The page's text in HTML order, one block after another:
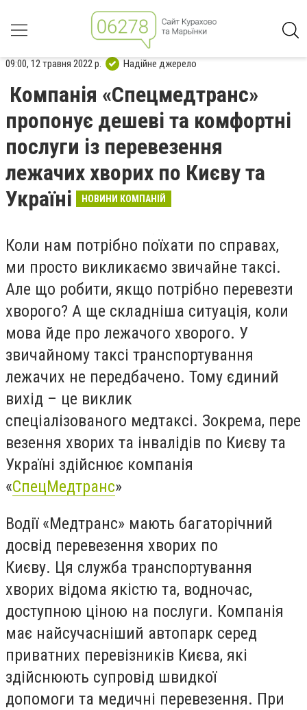
09:00, 12 травня 2022 р. Надійне джерело
Компанія «Спецмедтранс»
пропонує дешеві та комфортні
послуги із перевезення
лежачих хворих по Києву та
Україні
НОВИНИ КОМПАНІЙ
Коли нам потрібно поїхати по справах,
ми просто викликаємо звичайне таксі.
Але що робити, якщо потрібно перевезти
хворого? А ще складніша ситуація, коли
мова йде про лежачого хворого. У
звичайному таксі транспортування
лежачих не передбачено. Тому єдиний
вихід – це виклик
спеціалізованого медтаксі. Зокрема, пере
везення хворих та інвалідів по Києву та
Україні здійснює компанія
«СпецМедтранс»
Водії «Медтранс» мають багаторічний
досвід перевезення хворих по
Києву. Ця служба транспортування
хворих відома якістю та, водночас,
доступною ціною на послуги. Компанія
має найсучасніший автопарк серед
приватних перевізників Києва, які
здійснюють супровід швидкої
допомоги та медичні перевезення. При